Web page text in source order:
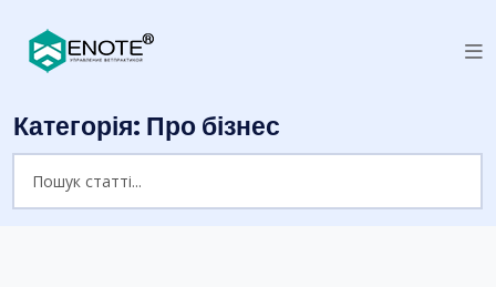
Категорія: Про бізнес